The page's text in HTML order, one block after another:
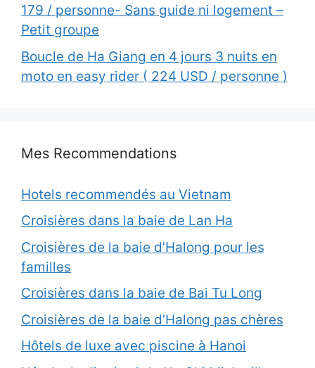
179 / personne- Sans guide ni logement –
Petit groupe
Boucle de Ha Giang en 4 jours 3 nuits en
moto en easy rider ( 224 USD / personne )
Mes Recommendations
Hotels recommendés au Vietnam
Croisières dans la baie de Lan Ha
Croisières de la baie d’Halong pour les
familles
Croisières dans la baie de Bai Tu Long
Croisières de la baie d’Halong pas chères
Hôtels de luxe avec piscine à Hanoi